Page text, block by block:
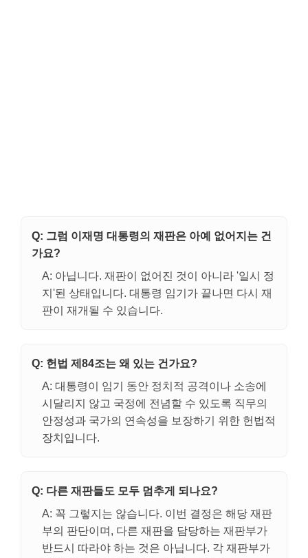
Q: 그럼 이재명 대통령의 재판은 아예 없어지는 건
가요?
A: 아닙니다. 재판이 없어진 것이 아니라 '일시 정
지'된 상태입니다. 대통령 임기가 끝나면 다시 재
판이 재개될 수 있습니다.
Q: 헌법 제84조는 왜 있는 건가요?
A: 대통령이 임기 동안 정치적 공격이나 소송에
시달리지 않고 국정에 전념할 수 있도록 직무의
안정성과 국가의 연속성을 보장하기 위한 헌법적
장치입니다.
Q: 다른 재판들도 모두 멈추게 되나요?
A: 꼭 그렇지는 않습니다. 이번 결정은 해당 재판
부의 판단이며, 다른 재판을 담당하는 재판부가
반드시 따라야 하는 것은 아닙니다. 각 재판부가